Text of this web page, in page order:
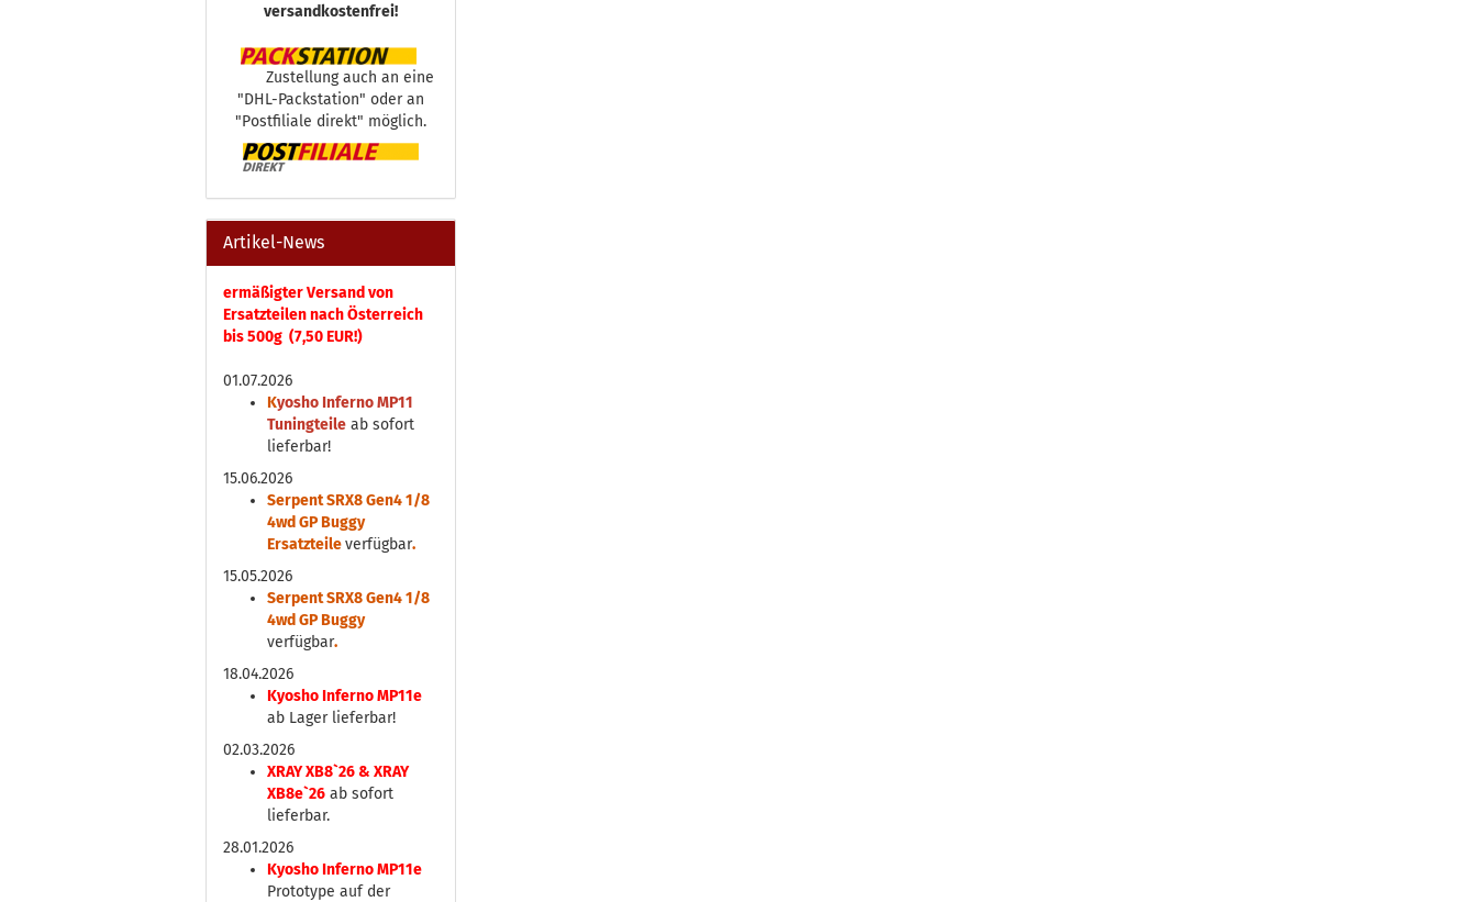
versandkostenfrei!
Zustellung auch an eine
"DHL-Packstation" oder an
"Postfiliale direkt" möglich.
Artikel-News
ermäßigter Versand von
Ersatzteilen nach Österreich
bis 500g (7,50 EUR!)
01.07.2026
Kyosho Inferno MP11
Tuningteile ab sofort
lieferbar!
15.06.2026
Serpent SRX8 Gen4 1/8
4wd GP Buggy
Ersatzteileverfügbar.
15.05.2026
Serpent SRX8 Gen4 1/8
4wd GP Buggy
verfügbar.
18.04.2026
Kyosho Inferno MP11e
ab Lager lieferbar!
02.03.2026
XRAY XB8`26 & XRAY
XB8e`26 ab sofort
lieferbar.
28.01.2026
Kyosho Inferno MP11e
Prototype auf der